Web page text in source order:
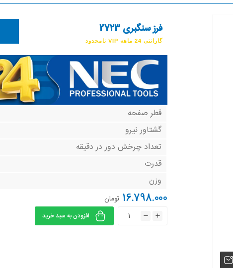
فرز سنگبری 2723
گارانتی 24 ماهه VIP نامحدود
قطر صفحه
گشتاور نیرو
تعداد چرخش دور در دقیقه
قدرت
وزن
16.798.000 تومان
افزودن به سبد خرید